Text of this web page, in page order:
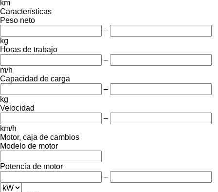
km
Características
Peso neto
–
kg
Horas de trabajo
–
m/h
Capacidad de carga
–
kg
Velocidad
–
km/h
Motor, caja de cambios
Modelo de motor
Potencia de motor
–